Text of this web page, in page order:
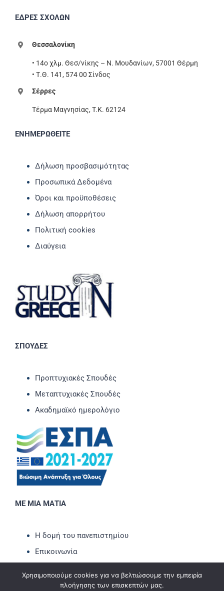
ΕΔΡΕΣ ΣΧΟΛΩΝ
Θεσσαλονίκη
• 14ο χλμ. Θεσ/νίκης – Ν. Μουδανίων, 57001 Θέρμη
• Τ.Θ. 141, 574 00 Σίνδος
Σέρρες
Τέρμα Μαγνησίας, T.K. 62124
ΕΝΗΜΕΡΩΘΕΙΤΕ
Δήλωση προσβασιμότητας
Προσωπικά Δεδομένα
Όροι και προϋποθέσεις
Δήλωση απορρήτου
Πολιτική cookies
Διαύγεια
ΣΠΟΥΔΕΣ
Προπτυχιακές Σπουδές
Μεταπτυχιακές Σπουδές
Ακαδημαϊκό ημερολόγιο
ΜΕ ΜΙΑ ΜΑΤΙΑ
Η δομή του πανεπιστημίου
Επικοινωνία
Εκδηλώσεις
Χρησιμοποιούμε cookies για να βελτιώσουμε την εμπειρία
πλοήγησης των επισκεπτών μας.